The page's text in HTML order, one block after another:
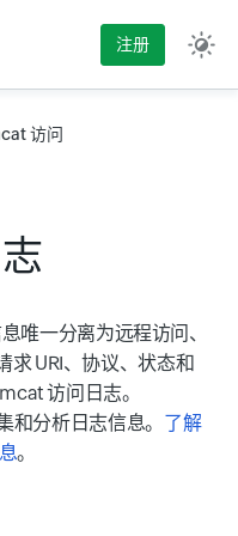
注册
访问
唯一分离为远程访问、
求 URI、协议、状态和
访问日志。
和分析日志信息。 了解
。